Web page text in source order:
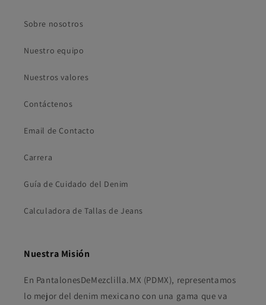
Sobre nosotros
Nuestro equipo
Nuestros valores
Contáctenos
Email de Contacto
Carrera
Guía de Cuidado del Denim
Calculadora de Tallas de Jeans
Nuestra Misión
En PantalonesDeMezclilla.MX (PDMX), representamos
lo mejor del denim mexicano con una gama que va